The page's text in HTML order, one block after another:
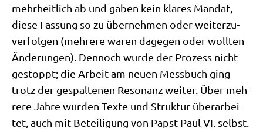
mehr­heit­lich ab und gaben kein kla­res Man­dat,
die­se Fas­sung so zu über­neh­men oder wei­ter­zu­
ver­fol­gen (meh­re­re waren dage­gen oder woll­ten
Ände­run­gen). Den­noch wur­de der Pro­zess nicht
gestoppt; die Arbeit am neu­en Mess­buch ging
trotz der gespal­te­nen Reso­nanz wei­ter. Über meh­
re­re Jah­re wur­den Tex­te und Struk­tur über­ar­bei­
tet, auch mit Betei­li­gung von Papst Paul VI. selbst.